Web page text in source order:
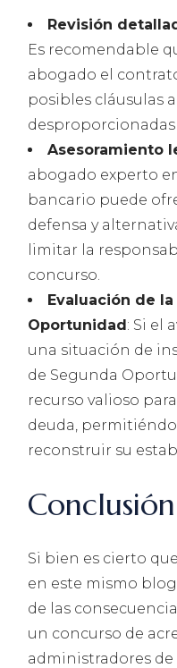
Revisión
Es recomendable
abogado el
posibles cláusulas
Asesoramiento
abogado experto
bancario puede
defensa y
limitar la
concurso.
Evaluación de
Oportunidad: Si el
una situación de
de Segunda
recurso valioso
deuda,
reconstruir su
Conclusión
Si bien es cierto
en este mismo
de las
un concurso de
administradores de